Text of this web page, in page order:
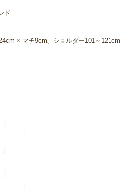
ド
× マチ9cm、ショルダー101～121cm